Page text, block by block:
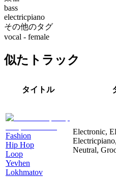
bass
electricpiano
その他のタグ
vocal - female
似たトラック
タイトル
Fashion
Hip Hop
Loop
Yevhen
Lokhmatov
Electronic,
Neutral,